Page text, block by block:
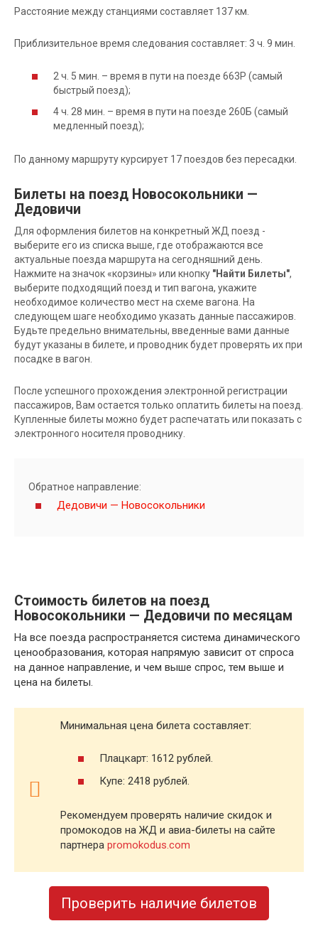
Расстояние между станциями составляет 137 км.
Приблизительное время следования составляет: 3 ч. 9 мин.
2 ч. 5 мин. – время в пути на поезде 663Р (самый
быстрый поезд);
4 ч. 28 мин. – время в пути на поезде 260Б (самый
медленный поезд);
По данному маршруту курсирует 17 поездов без пересадки.
Билеты на поезд Новосокольники —
Дедовичи
Для оформления билетов на конкретный ЖД поезд -
выберите его из списка выше, где отображаются все
актуальные поезда маршрута на сегодняшний день.
Нажмите на значок «корзины» или кнопку "Найти Билеты",
выберите подходящий поезд и тип вагона, укажите
необходимое количество мест на схеме вагона. На
следующем шаге необходимо указать данные пассажиров.
Будьте предельно внимательны, введенные вами данные
будут указаны в билете, и проводник будет проверять их при
посадке в вагон.
После успешного прохождения электронной регистрации
пассажиров, Вам остается только оплатить билеты на поезд.
Купленные билеты можно будет распечатать или показать с
электронного носителя проводнику.
Обратное направление:
Дедовичи — Новосокольники
Стоимость билетов на поезд
Новосокольники — Дедовичи по месяцам
На все поезда распространяется система динамического
ценообразования, которая напрямую зависит от спроса
на данное направление, и чем выше спрос, тем выше и
цена на билеты.
Минимальная цена билета составляет:
Плацкарт: 1612 рублей.
Купе: 2418 рублей.
Рекомендуем проверять наличие скидок и
промокодов на ЖД и авиа-билеты на сайте
партнера promokodus.com
Проверить наличие билетов